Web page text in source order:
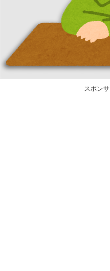
スポン